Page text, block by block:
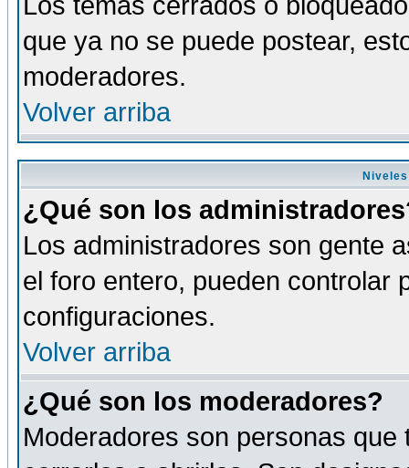
que ya no se puede postear,
moderadores.
Volver arriba
¿Qué son los
Los administradores son gente
el foro entero, pueden controlar
configuraciones.
Volver arriba
¿Qué son los moderadores?
Moderadores son personas